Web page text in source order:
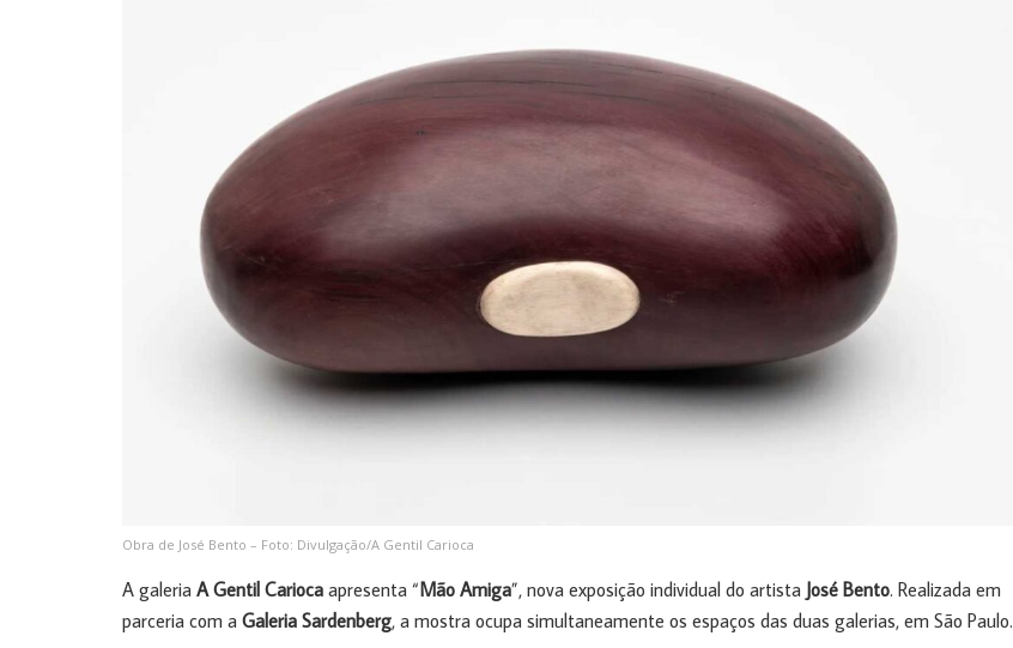
Obra de José Bento – Foto: Divulgação/A Gentil Carioca
A galeria A Gentil Carioca apresenta “Mão Amiga”, nova exposição individual do artista José Bento. Realizada em
parceria com a Galeria Sardenberg, a mostra ocupa simultaneamente os espaços das duas galerias, em São Paulo.